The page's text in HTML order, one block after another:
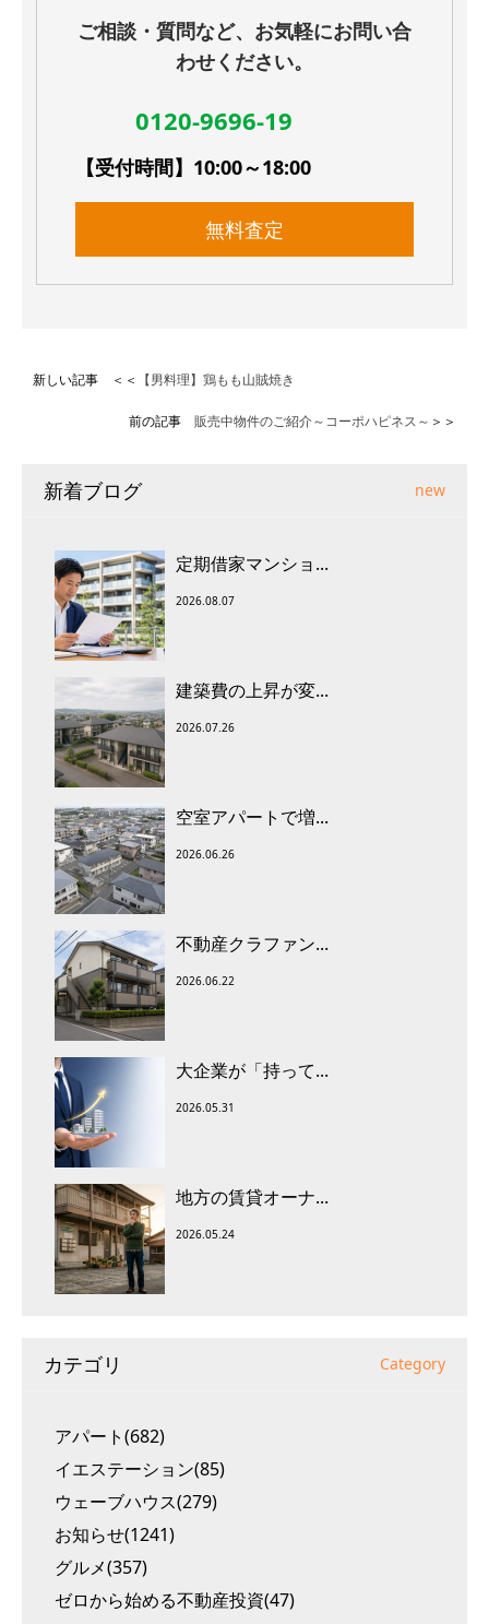
ご相談・質問など、お気軽にお問い合
わせください。
0120-9696-19
【受付時間】10:00～18:00
無料査定
新しい記事 ＜＜ 【男料理】鶏もも山賊焼き
前の記事 販売中物件のご紹介～コーポハピネス～ ＞＞
新着ブログ new
定期借家マンショ...
2026.08.07
建築費の上昇が変...
2026.07.26
空室アパートで増...
2026.06.26
不動産クラファン...
2026.06.22
大企業が「持って...
2026.05.31
地方の賃貸オーナ...
2026.05.24
カテゴリ Category
アパート(682)
イエステーション(85)
ウェーブハウス(279)
お知らせ(1241)
グルメ(357)
ゼロから始める不動産投資(47)